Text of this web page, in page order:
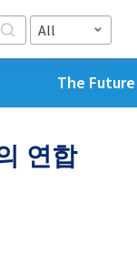
All
The
연합